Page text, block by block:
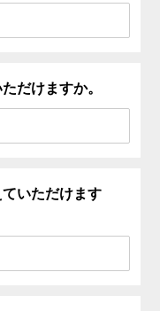
だけますか。
いただけます